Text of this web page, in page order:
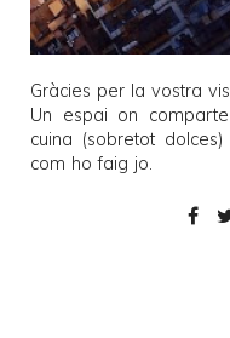
Gràcies per la vostra
Un espai on
cuina (sobretot
com ho faig jo.